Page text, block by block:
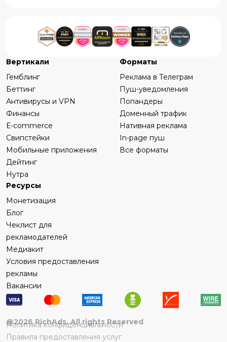
Вертикали
Гемблинг
Беттинг
Антивирусы и VPN
Финансы
Е-commerce
Свипстейки
Мобильные приложения
Дейтинг
Нутра
Форматы
Реклама в Телеграм
Пуш-уведомления
Попандеры
Доменный трафик
Нативная реклама
In-page пуш
Все форматы
Ресурсы
Монетизация
Блог
Чеклист для
рекламодателей
Медиакит
Условия предоставления
рекламы
Вакансии
@2026RichAds, All rights Reserved
Политика конфиденциальности
Правила предоставления услуг